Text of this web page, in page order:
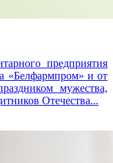
предприятия
«Белфармпром» и от
мужества,
Отечества...